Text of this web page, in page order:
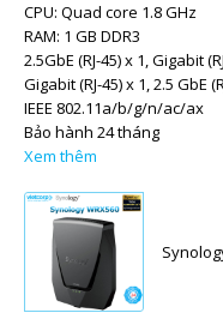
CPU: Quad core 1.8 GHz
RAM: 1 GB DDR3
2.5GbE (RJ-45) x 1, Gigabit
Gigabit (RJ-45) x 1, 2.5 GbE
IEEE 802.11a/b/g/n/ac/ax
Bảo hành 24 tháng
Xem thêm